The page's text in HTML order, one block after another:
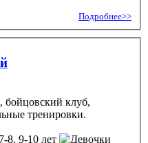
Подробнее>>
бойцовский клуб,
тренировки.
8, 9-10 лет